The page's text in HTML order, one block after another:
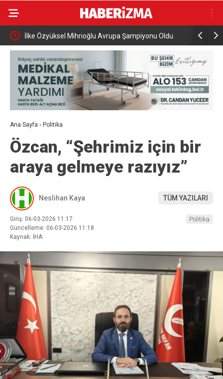
İlke Özyüksel Mihrioğlu Avrupa Şampiyonu Oldu
ziyareti
Ana Sayfa › Politika
Özcan, “Şehrimiz için bir
araya gelmeye razıyız”
Neslihan Kaya TÜM YAZILARI
Giriş: 06-03-2026 11:17
Güncelleme: 06-03-2026 11:18
Kaynak: İHA
Politika